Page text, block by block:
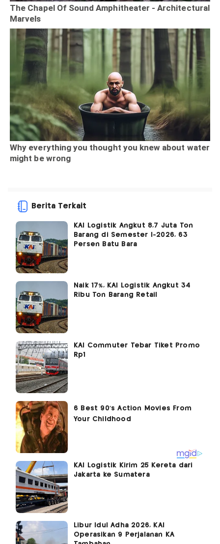
Berita Terkait
KAI Logistik Angkut 8,7 Juta Ton
Barang di Semester I-2026, 63
Persen Batu Bara
Naik 17%, KAI Logistik Angkut 34
Ribu Ton Barang Retail
KAI Commuter Tebar Tiket Promo
Rp1
KAI Logistik Kirim 25 Kereta dari
Jakarta ke Sumatera
Libur Idul Adha 2026, KAI
Operasikan 9 Perjalanan KA